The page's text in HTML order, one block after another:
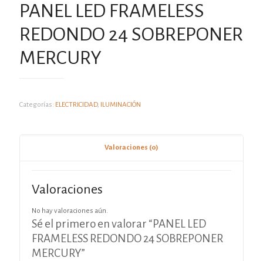
PANEL LED FRAMELESS
REDONDO 24 SOBREPONER
MERCURY
Categorías: ELECTRICIDAD, ILUMINACIÓN
Valoraciones (0)
Valoraciones
No hay valoraciones aún.
Sé el primero en valorar “PANEL LED
FRAMELESS REDONDO 24 SOBREPONER
MERCURY”